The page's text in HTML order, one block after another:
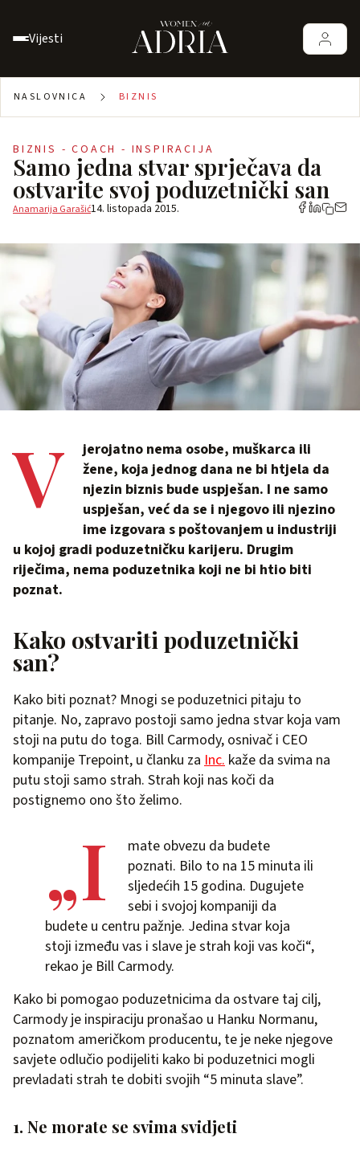
Vijesti
NASLOVNICA BIZNIS
BIZNIS - COACH - INSPIRACIJA
Samo jedna stvar sprječava da
ostvarite svoj poduzetnički san
Anamarija Garašić14. listopada 2015.
V
jerojatno nema osobe, muškarca ili
žene, koja jednog dana ne bi htjela da
njezin biznis bude uspješan. I ne samo
uspješan, već da se i njegovo ili njezino
ime izgovara s poštovanjem u industriji
u kojoj gradi poduzetničku karijeru. Drugim
riječima, nema poduzetnika koji ne bi htio biti
poznat.
Kako ostvariti poduzetnički
san?
Kako biti poznat? Mnogi se poduzetnici pitaju to
pitanje. No, zapravo postoji samo jedna stvar koja vam
stoji na putu do toga. Bill Carmody, osnivač i CEO
kompanije Trepoint, u članku za Inc. kaže da svima na
putu stoji samo strah. Strah koji nas koči da
postignemo ono što želimo.
„I
mate obvezu da budete
poznati. Bilo to na 15 minuta ili
sljedećih 15 godina. Dugujete
sebi i svojoj kompaniji da
budete u centru pažnje. Jedina stvar koja
stoji između vas i slave je strah koji vas koči“,
rekao je Bill Carmody.
Kako bi pomogao poduzetnicima da ostvare taj cilj,
Carmody je inspiraciju pronašao u Hanku Normanu,
poznatom američkom producentu, te je neke njegove
savjete odlučio podijeliti kako bi poduzetnici mogli
prevladati strah te dobiti svojih “5 minuta slave”.
1. Ne morate se svima svidjeti